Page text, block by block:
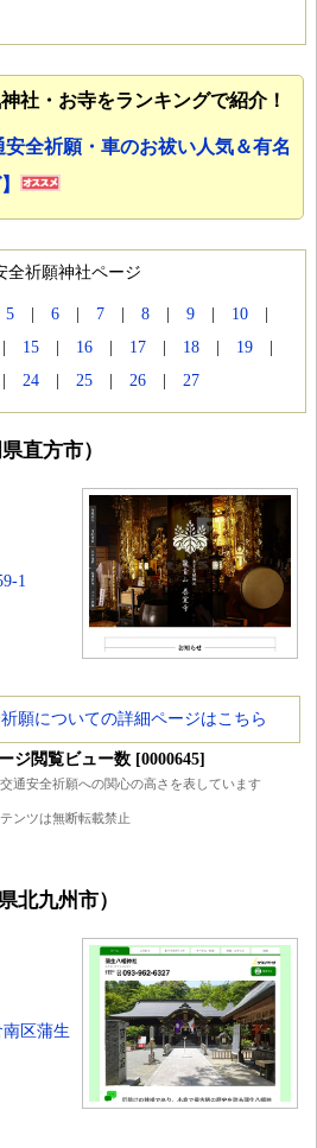
社・お寺をランキングで紹介！
安全祈願・車のお祓い人気＆有名
全祈願神社ページ
5 | 6 | 7 | 8 | 9 | 10 |
15 | 16 | 17 | 18 | 19 |
| 24 | 25 | 26 | 27
直方市）
1
願についての詳細ページはこちら
ジ閲覧ビュー数 [0000645]
通安全祈願への関心の高さを表しています
ンツは無断転載禁止
北九州市）
区蒲生